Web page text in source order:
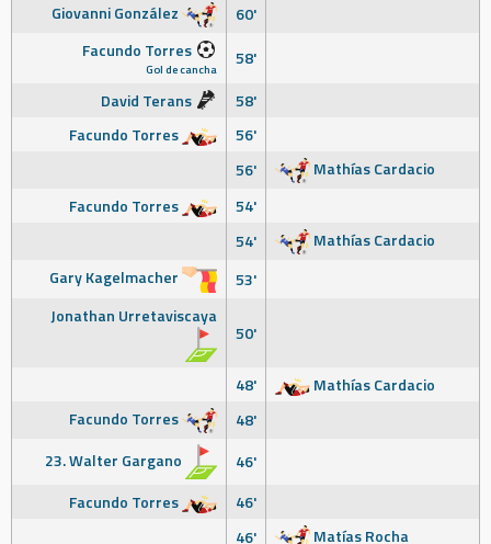
Giovanni González
60'
Facundo Torres
Gol de cancha
58'
David Terans
58'
Facundo Torres
56'
56'
Mathías Cardacio
Facundo Torres
54'
54'
Mathías Cardacio
Gary Kagelmacher
53'
Jonathan Urretaviscaya
50'
48'
Mathías Cardacio
Facundo Torres
48'
23. Walter Gargano
46'
Facundo Torres
46'
46'
Matías Rocha